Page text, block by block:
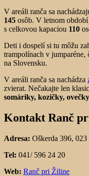
V areáli ranča sa
145 osôb. V letnom
s celkovou kapaciou 110
Deti i dospelí si tu môžu
trampolínach v
na Slovensku.
V areáli ranča sa nachádza
zvierat. Nečakajte len
somáriky, kozičky,
Kontakt Ranč
Adresa: Oškerda 396, 023
Tel: 041/ 596 24 20
Web: Ranč pri Žiline